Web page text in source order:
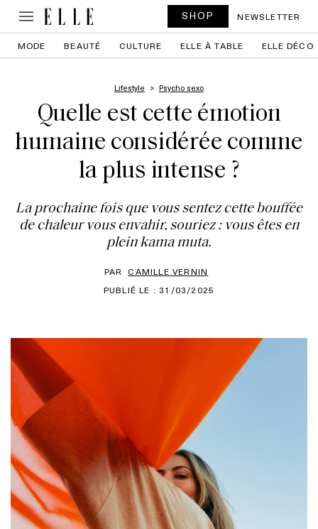
SHOP NEWSLETTER
MODE BEAUTÉ CULTURE ELLE À TABLE ELLE DÉCO
Lifestyle Psycho sexo
Quelle est cette émotion
humaine considérée comme
la plus intense ?
La prochaine fois que vous sentez cette bouffée
de chaleur vous envahir, souriez : vous êtes en
plein kama muta.
PAR CAMILLE VERNIN
PUBLIÉ LE : 31/03/2025